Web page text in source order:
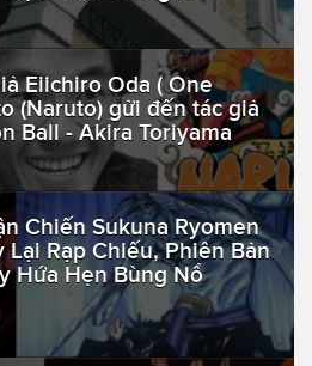
Eiichiro Oda ( One
(Naruto) gửi đến tác giả
Ball - Akira Toriyama
Chiến Sukuna Ryomen
Lại Rạp Chiếu, Phiên Bản
Hứa Hẹn Bùng Nổ